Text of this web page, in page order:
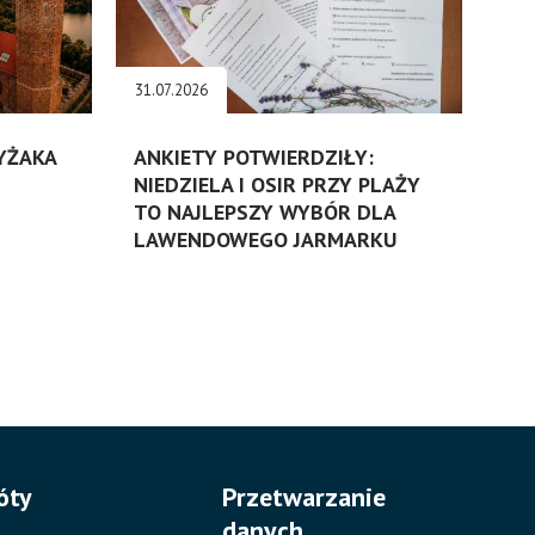
31.07.2026
ANKIETY POTWIERDZIŁY:
NIEDZIELA I OSIR PRZY PLAŻY
TO NAJLEPSZY WYBÓR DLA
LAWENDOWEGO JARMARKU
Przetwarzanie